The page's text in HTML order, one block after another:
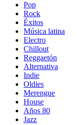
Pop
Rock
Éxitos
Música latina
Electro
Chillout
Reggaetón
Alternativa
Indie
Oldies
Merengue
House
Años 80
Jazz